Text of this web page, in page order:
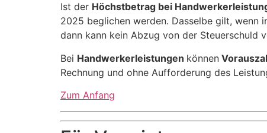
Ist der Höchstbetrag bei
2025 beglichen werden. Dasselbe gilt, wenn
dann kann kein Abzug von der Steuerschuld
Bei Handwerkerleistungen können
Rechnung und ohne Aufforderung des
Zum Anfang